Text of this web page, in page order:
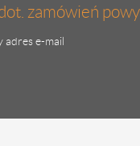
zamówień
adres e-mail